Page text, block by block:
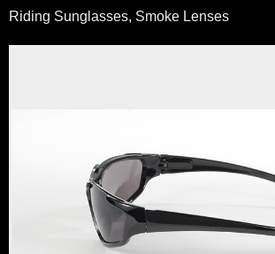
Riding Sunglasses, Smoke Lenses